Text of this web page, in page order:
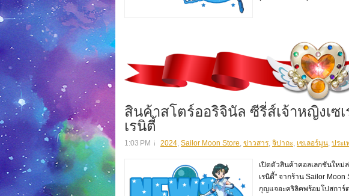
สินค้าสโตร์ออริจินัล ซีรี่ส์เจ้าหญิงเซเ
เรนิตี้
1:03 PM 2024, Sailor Moon Store, ข่าวสาร, จิปาถะ, เซเลอร์มูน, ประ
เปิดตัวสินค้าคอลเลกชันใหม่
เรนิตี้" จากร้าน Sailor
กุญแจอะคริลิคพร้อมโปสการ์